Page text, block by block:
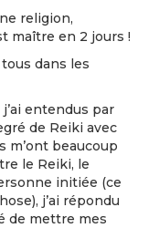
religion,
maître en 2 jours !
dans les
entendus par
de Reiki avec
m’ont beaucoup
le Reiki, le
initiée (ce
j’ai répondu
de mettre mes